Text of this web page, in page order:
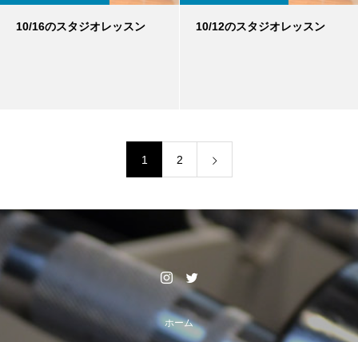
10/16のスタジオレッスン 10/12のスタジオレッスン
1 2
ホーム